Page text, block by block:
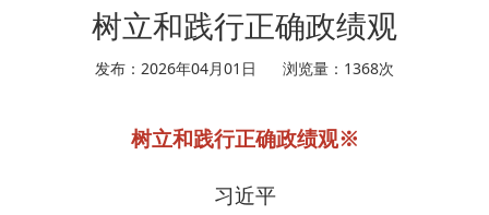
树立和践行正确政绩观
发布：2026年04月01日 浏览量： 1368次
树立和践行正确政绩观※
习近平